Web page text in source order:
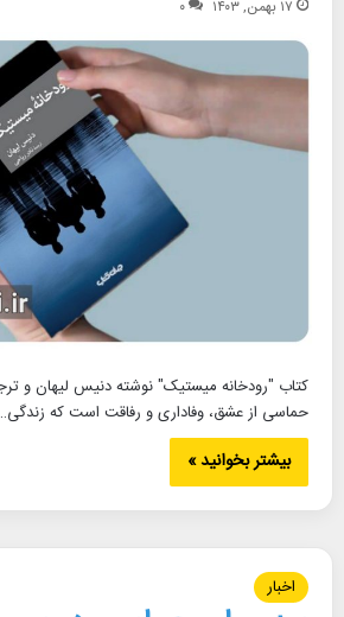
۱۷ بهمن, ۱۴۰۳ ۰
کتاب "رودخانه میستیک" نوشته دنیس لیهان و
حماسی از عشق، وفاداری و رفاقت است که
بیشتر بخوانید »
اخبار